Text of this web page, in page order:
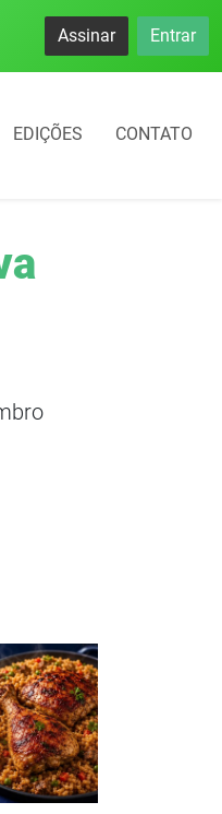
em Frederico
Assinar Entrar
EDIÇÕES CONTATO